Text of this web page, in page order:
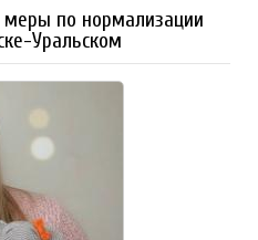
по нормализации
Уральском